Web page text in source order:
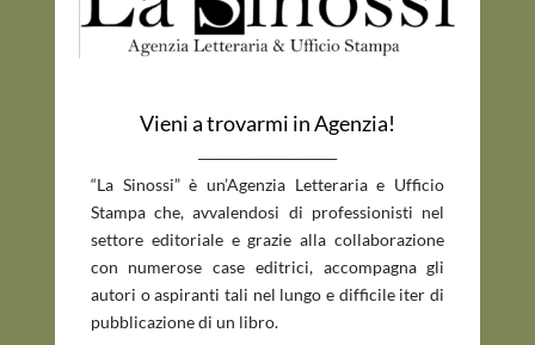
Vieni a trovarmi in Agenzia!
“La Sinossi” è un’Agenzia Letteraria e Ufficio
Stampa che, avvalendosi di professionisti nel
settore editoriale e grazie alla collaborazione
con numerose case editrici, accompagna gli
autori o aspiranti tali nel lungo e difficile iter di
pubblicazione di un libro.